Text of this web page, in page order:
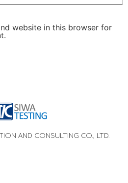
website in this browser for
AND CONSULTING CO., LTD.